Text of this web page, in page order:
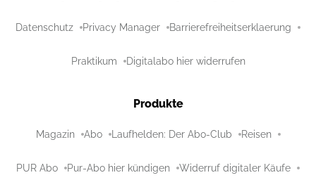
Datenschutz Privacy Manager Barrierefreiheitserklaerung
Praktikum Digitalabo hier widerrufen
Produkte
Magazin Abo Laufhelden: Der Abo-Club Reisen
PUR Abo Pur-Abo hier kündigen Widerruf digitaler Käufe